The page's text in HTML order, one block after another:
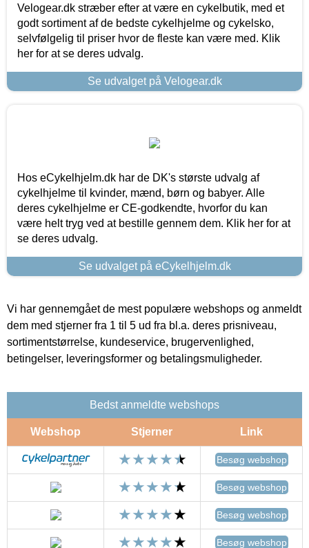
Velogear.dk stræber efter at være en cykelbutik, med et
godt sortiment af de bedste cykelhjelme og cykelsko,
selvfølgelig til priser hvor de fleste kan være med. Klik
her for at se deres udvalg.
Se udvalget på Velogear.dk
Hos eCykelhjelm.dk har de DK's største udvalg af
cykelhjelme til kvinder, mænd, børn og babyer. Alle
deres cykelhjelme er CE-godkendte, hvorfor du kan
være helt tryg ved at bestille gennem dem. Klik her for at
se deres udvalg.
Se udvalget på eCykelhjelm.dk
Vi har gennemgået de mest populære webshops og anmeldt
dem med stjerner fra 1 til 5 ud fra bl.a. deres prisniveau,
sortimentstørrelse, kundeservice, brugervenlighed,
betingelser, leveringsformer og betalingsmuligheder.
Bedst anmeldte webshops
Webshop Stjerner Link
Besøg webshop
Besøg webshop
Besøg webshop
Besøg webshop